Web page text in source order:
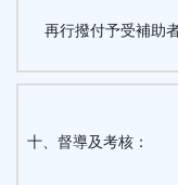
再行撥付予受補助者
十、督導及考核：